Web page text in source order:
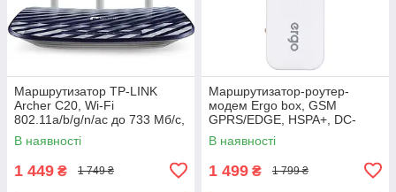
Маршрутизатор TP-LINK
Archer C20, Wi-Fi
802.11a/b/g/n/ac до 733 Мб/с,
2.4/5 ГГц, 4 LAN, IPTV,
FTP/Print server
В наявності
1 449 ₴ 1 749 ₴
Маршрутизатор-роутер-
модем Ergo box, GSM
GPRS/EDGE, HSPA+, DC-
HSPA+, LTE, тип підключення
USB
В наявності
1 499 ₴ 1 799 ₴